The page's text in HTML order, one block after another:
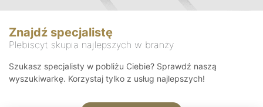
Znajdź specjalistę
Plebiscyt skupia najlepszych w branży
Szukasz specjalisty w pobliżu Ciebie? Sprawdź naszą
wyszukiwarkę. Korzystaj tylko z usług najlepszych!